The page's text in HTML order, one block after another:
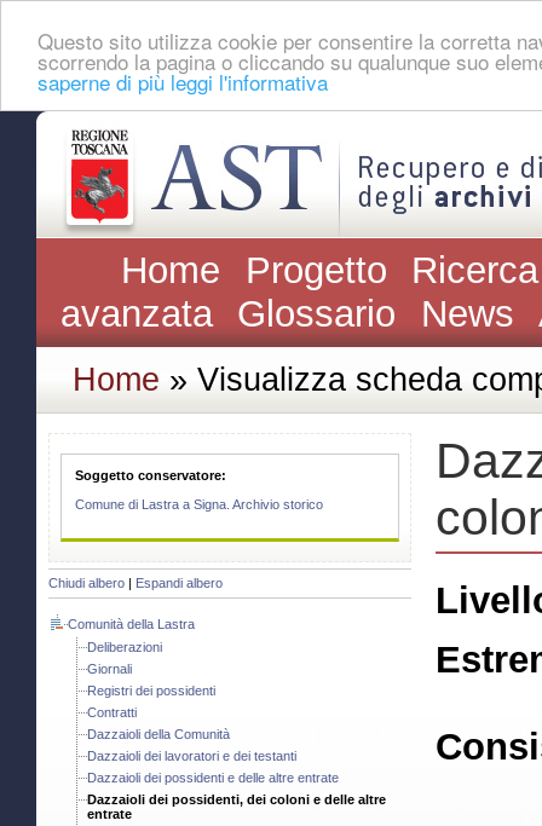
Questo sito utilizza cookie per consentire la corretta
scorrendo la pagina o cliccando su qualunque suo
saperne di più leggi l'informativa
Home Progetto
avanzata Glossario News
Home » Visualizza scheda
Soggetto conservatore:
Comune di Lastra a Signa. Archivio storico
Chiudi albero Espandi albero
Comunità della Lastra
Deliberazioni
Giornali
Registri dei possidenti
Contratti
Dazzaioli della Comunità
Dazzaioli dei lavoratori e dei testanti
Dazzaioli dei possidenti e delle altre entrate
Dazzaioli dei possidenti, dei coloni e delle altre
entrate